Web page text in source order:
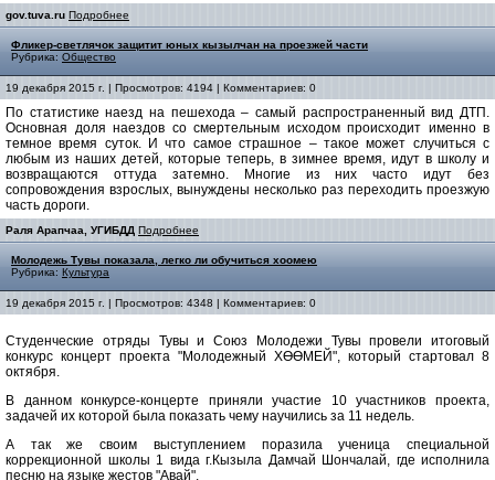
gov.tuva.ru Подробнее
Фликер-светлячок защитит юных кызылчан на проезжей части
Рубрика: Общество
19 декабря 2015 г. | Просмотров: 4194 | Комментариев: 0
По статистике наезд на пешехода – самый распространенный вид ДТП.
Основная доля наездов со смертельным исходом происходит именно в
темное время суток. И что самое страшное – такое может случиться с
любым из наших детей, которые теперь, в зимнее время, идут в школу и
возвращаются оттуда затемно. Многие из них часто идут без
сопровождения взрослых, вынуждены несколько раз переходить проезжую
часть дороги.
Раля Арапчаа, УГИБДД Подробнее
Молодежь Тувы показала, легко ли обучиться хоомею
Рубрика: Культура
19 декабря 2015 г. | Просмотров: 4348 | Комментариев: 0
Студенческие отряды Тувы и Союз Молодежи Тувы провели итоговый
конкурс концерт проекта "Молодежный ХӨӨМЕЙ", который стартовал 8
октября.
В данном конкурсе-концерте приняли участие 10 участников проекта,
задачей их которой была показать чему научились за 11 недель.
А так же своим выступлением поразила ученица специальной
коррекционной школы 1 вида г.Кызыла Дамчай Шончалай, где исполнила
песню на языке жестов "Авай".